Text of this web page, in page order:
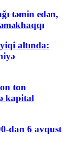
təmin edən,
altında:
ton
kapital
dan 6 avqust